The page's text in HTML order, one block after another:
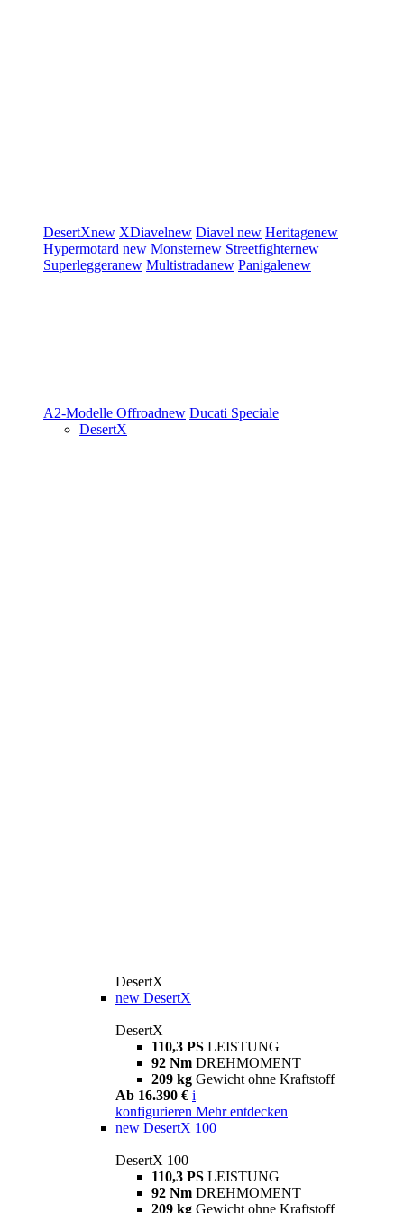
DesertXnew XDiavelnew Diavel new Heritagenew
Hypermotard new Monsternew Streetfighternew
Superleggeranew Multistradanew Panigalenew
A2-Modelle Offroadnew Ducati Speciale
DesertX
DesertX
new DesertX
DesertX
110,3 PS LEISTUNG
92 Nm DREHMOMENT
209 kg Gewicht ohne Kraftstoff
Ab 16.390 € i
konfigurieren Mehr entdecken
new DesertX 100
DesertX 100
110,3 PS LEISTUNG
92 Nm DREHMOMENT
209 kg Gewicht ohne Kraftstoff